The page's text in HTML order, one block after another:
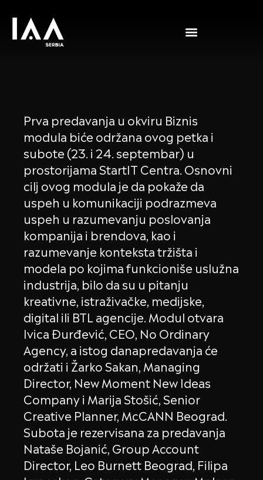
Prva predavanja u okviru Biznis
modula biće održana ovog petka i
subote (23. i 24. septembar) u
prostorijama StartIT Centra. Osnovni
cilj ovog modula je da pokaže da
uspeh u komunikaciji podrazmeva
uspeh u razumevanju poslovanja
kompanija i brendova, kao i
razumevanje konteksta tržišta i
modela po kojima funkcioniše uslužna
industrija, bilo da su u pitanju
kreativne, istraživačke, medijske,
digital ili BTL agencije. Modul otvara
Ivica Đurđević, CEO, No Ordinary
Agency, a istog danapredavanja će
održati i Žarko Sakan, Managing
Director, New Moment New Ideas
Company i Marija Stošić, Senior
Creative Planner, McCANN Beograd.
Subota je rezervisana za predavanja
Nataše Bojanić, Group Account
Director, Leo Burnett Beograd, Filipa